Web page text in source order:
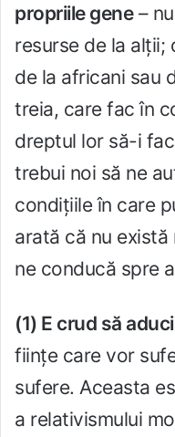
propriile gene– nu
resurse de la alții;
de la africani sau
treia, care fac în
dreptul lor să-i
trebui noi să ne
condițiile în care
arată că nu
ne conducă spre
(1) E crud să
ființe care vor
sufere. Aceasta
a relativismului